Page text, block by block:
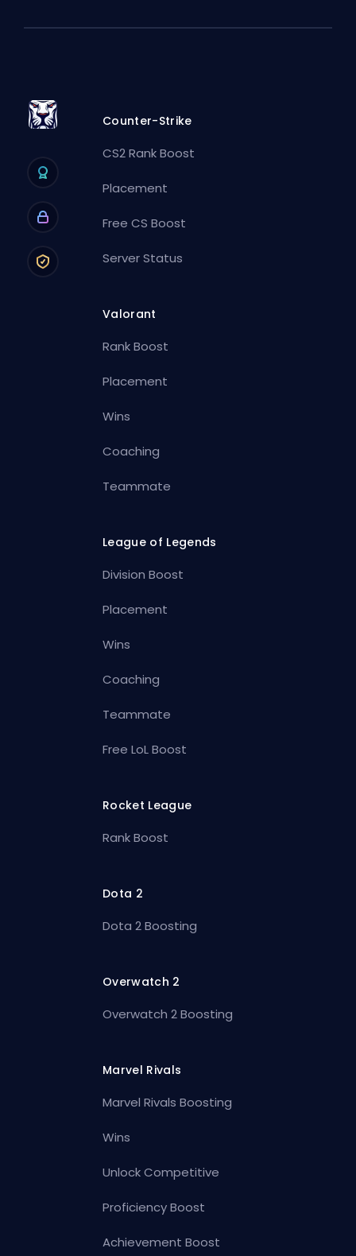
Counter-Strike
CS2 Rank Boost
Placement
Free CS Boost
Server Status
Valorant
Rank Boost
Placement
Wins
Coaching
Teammate
League of Legends
Division Boost
Placement
Wins
Coaching
Teammate
Free LoL Boost
Rocket League
Rank Boost
Dota 2
Dota 2 Boosting
Overwatch 2
Overwatch 2 Boosting
Marvel Rivals
Marvel Rivals Boosting
Wins
Unlock Competitive
Proficiency Boost
Achievement Boost